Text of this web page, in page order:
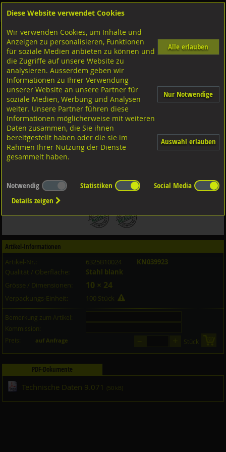
Shop Sicherungselemente Zylinderstifte
Diversen Ausführungen Zylinderstifte
Toleranz h6
Stahl blank
Zylinderstifte geschliffen Toleranz h6, DIN6325
ISO8734A-h6 Stahl blank 10x24
Artikel-Informationen
Artikel-Nr.:
6325B10024
KN039923
Qualität / Oberfläche:
Stahl blank
Grösse / Dimensionen:
10 × 24
Verpackungs-Einheit: 100 Stück
Bemerkung zum Artikel:
Kommission:
Preis:
auf Anfrage Stück
PDF-Dokumente
Technische Daten 9.071 (50 kB)
Diese Website verwendet Cookies
Wir verwenden Cookies, um Inhalte und
Anzeigen zu personalisieren, Funktionen
für soziale Medien anbieten zu können und
die Zugriffe auf unsere Website zu
analysieren. Ausserdem geben wir
Informationen zu Ihrer Verwendung
unserer Website an unsere Partner für
soziale Medien, Werbung und Analysen
weiter. Unsere Partner führen diese
Informationen möglicherweise mit weiteren
Daten zusammen, die Sie ihnen
bereitgestellt haben oder die sie im
Rahmen Ihrer Nutzung der Dienste
gesammelt haben.
Alle erlauben
Nur Notwendige
Auswahl erlauben
Notwendig Statistiken
Social Media
Details zeigen